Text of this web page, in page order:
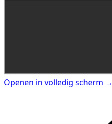
Openen in volledig scherm →